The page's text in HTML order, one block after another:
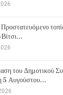
του Δημοτικού
5 Αυγούστου…